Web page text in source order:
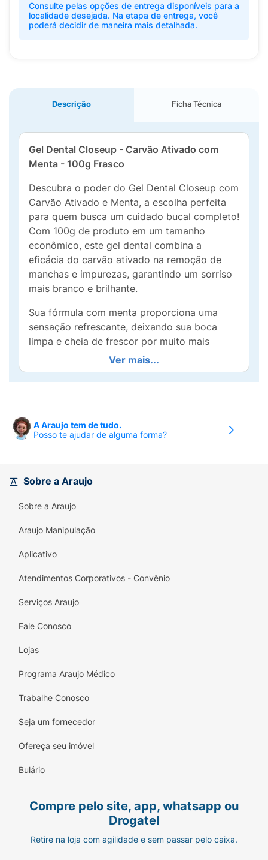
Consulte pelas opções de entrega disponíveis para a
localidade desejada. Na etapa de entrega, você
poderá decidir de maneira mais detalhada.
Descrição Ficha Técnica
Gel Dental Closeup - Carvão Ativado com
Menta - 100g Frasco
Descubra o poder do Gel Dental Closeup com
Carvão Ativado e Menta, a escolha perfeita
para quem busca um cuidado bucal completo!
Com 100g de produto em um tamanho
econômico, este gel dental combina a
eficácia do carvão ativado na remoção de
manchas e impurezas, garantindo um sorriso
mais branco e brilhante.
Sua fórmula com menta proporciona uma
sensação refrescante, deixando sua boca
limpa e cheia de frescor por muito mais
tempo. O carvão ativado é conhecido por
suas propriedades absorventes, que ajudam a
neutralizar odores e proporcionar uma
Ideal para o uso diário, o Gel Dental Closeup
combinação de frescor e limpeza e fortaleça
com a confiança de ter um hálito fresco e um
sorriso radiante todos os dias!
Composição :
Contém sacarina sódica.
Ingrediente ativo:
Ver mais...
A Araujo tem de tudo.
Posso te ajudar de alguma forma?
Sobre a Araujo
Sobre a Araujo
Araujo Manipulação
Aplicativo
Atendimentos Corporativos - Convênio
Serviços Araujo
Fale Conosco
Lojas
Programa Araujo Médico
Trabalhe Conosco
Seja um fornecedor
Ofereça seu imóvel
Bulário
Compre pelo site, app, whatsapp ou
Drogatel
Retire na loja com agilidade e sem passar pelo caixa.